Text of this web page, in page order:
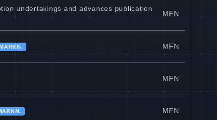
undertakings and advances publication
MFN
MARKN. MFN
MFN
MFN